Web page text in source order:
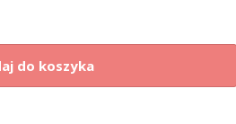
do koszyka